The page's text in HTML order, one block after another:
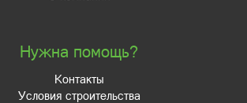
Нужна помощь?
Контакты
Условия строительства